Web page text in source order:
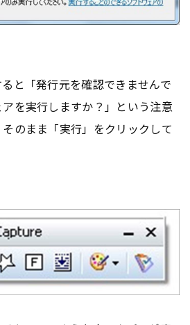
と「発行元を確認できませんで
を実行しますか？」という注意
のまま「実行」をクリックして